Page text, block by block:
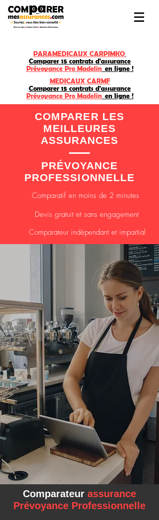
PARAMEDICAUX CARPIMKO
Comparer 15 contrats d'assurance
Prévoyance Pro Madelinen ligne !
MEDICAUX CARMF
Comparer 15 contrats d'assurance
Prévoyance Pro Madelinen ligne !
COMPARER LES
MEILLEURES
ASSURANCES
PRÉVOYANCE
PROFESSIONNELLE
Comparatif en moins de 2 minutes
Devis gratuit et sans engagement
Comparateur indépendant et impartial
Comparateur assurance
Prévoyance Professionnelle